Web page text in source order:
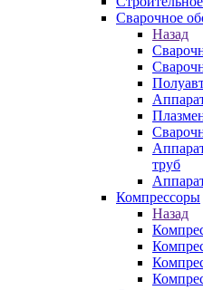
Сварочное
Назад
труб
Компрессоры
Назад